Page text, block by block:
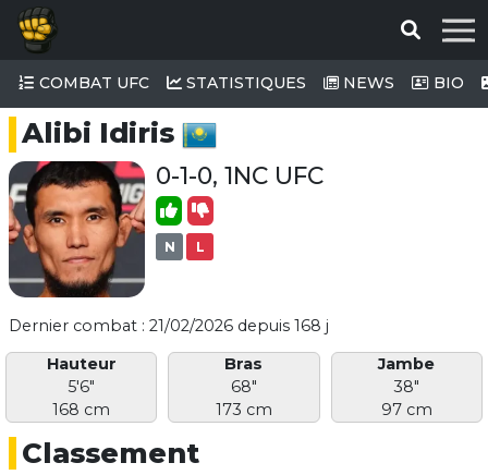
COMBAT UFC STATISTIQUES NEWS BIO
Alibi Idiris
0-1-0, 1NC UFC
N L
Dernier combat : 21/02/2026 depuis 168 j
Hauteur
5'6"
168 cm
Bras
68"
173 cm
Jambe
38"
97 cm
Classement